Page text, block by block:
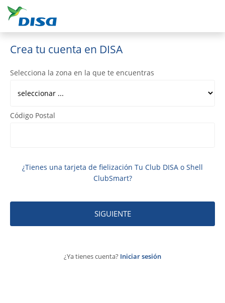
Crea tu cuenta en DISA
Selecciona la zona en la que te encuentras
Código Postal
¿Tienes una tarjeta de fielización Tu Club DISA o Shell
ClubSmart?
¿Ya tienes cuenta? Iniciar sesión